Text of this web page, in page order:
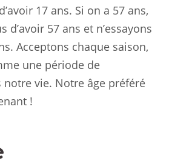
17 ans. Si on a 57 ans,
d’avoir 57 ans et n’essayons
Acceptons chaque saison,
une période de
notre vie. Notre âge préféré
!